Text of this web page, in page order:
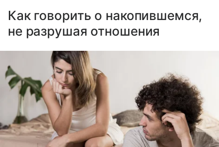
Как говорить о накопившемся,
не разрушая отношения